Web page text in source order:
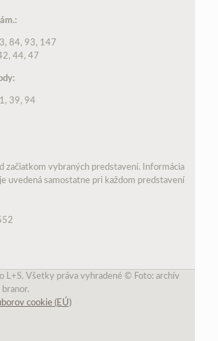
84, 93, 147
44, 47
39, 94
začiatkom vybraných predstavení. Informácia
uvedená samostatne pri každom predstavení
Všetky práva vyhradené © Foto: archív
cookie (EÚ)